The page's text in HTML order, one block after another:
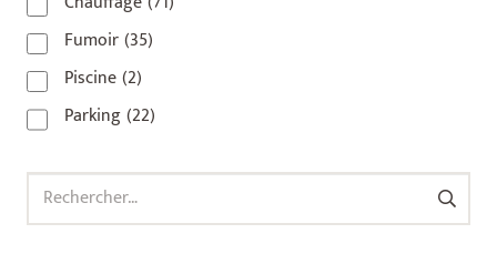
93500 (1)
Fumoir(35)
Piscine(2)
Parking(22)
Rechercher :